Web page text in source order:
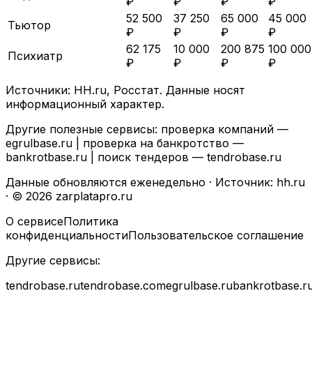
Тьютор
52 500
₽
37 250
₽
65 000
₽
45 000
₽
Психиатр
62 175
₽
10 000
₽
200 875
₽
100 000
₽
Источники: HH.ru, Росстат. Данные носят
информационный характер.
Другие полезные сервисы: проверка компаний —
egrulbase.ru | проверка на банкротство —
bankrotbase.ru | поиск тендеров — tendrobase.ru
Данные обновляются еженедельно · Источник: hh.ru
· © 2026 zarplatapro.ru
О сервисеПолитика
конфиденциальностиПользовательское соглашение
Другие сервисы:
tendrobase.rutendrobase.comegrulbase.ru